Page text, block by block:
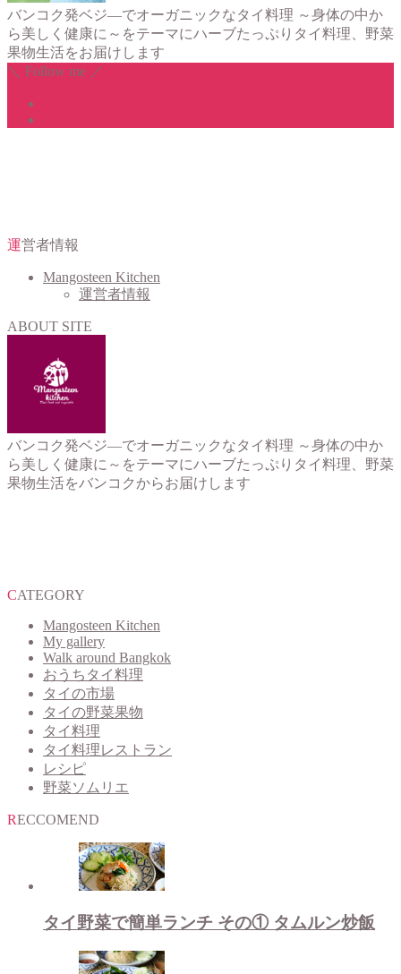
バンコク発ベジ―でオーガニックなタイ料理 ～身体の中か
ら美しく健康に～をテーマにハーブたっぷりタイ料理、野菜
果物生活をお届けします
＼ Follow me ／
運営者情報
Mangosteen Kitchen
運営者情報
ABOUT SITE
バンコク発ベジ―でオーガニックなタイ料理 ～身体の中か
ら美しく健康に～をテーマにハーブたっぷりタイ料理、野菜
果物生活をバンコクからお届けします
CATEGORY
Mangosteen Kitchen
My gallery
Walk around Bangkok
おうちタイ料理
タイの市場
タイの野菜果物
タイ料理
タイ料理レストラン
レシピ
野菜ソムリエ
RECCOMEND
タイ野菜で簡単ランチ その① タムルン炒飯